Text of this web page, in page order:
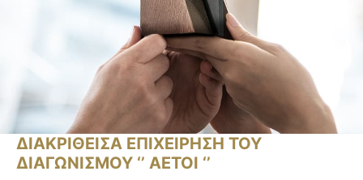
ΔΙΑΚΡΙΘΕΙΣΑ ΕΠΙΧΕΙΡΗΣΗ ΤΟΥ
ΔΙΑΓΩΝΙΣΜΟΥ ‘’ ΑΕΤΟΙ ‘’